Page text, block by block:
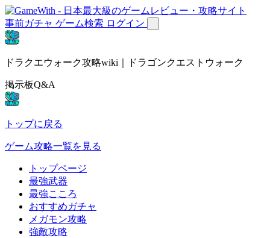
事前ガチャ ゲーム検索 ログイン
ドラクエウォーク攻略wiki｜ドラゴンクエストウォーク
掲示板Q&A
トップに戻る
ゲーム攻略一覧を見る
トップページ
最強武器
最強こころ
おすすめガチャ
メガモン攻略
強敵攻略